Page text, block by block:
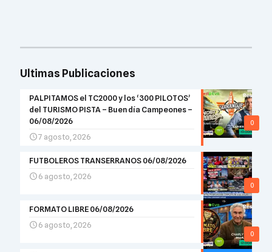
Ultimas Publicaciones
0
PALPITAMOS el TC2000 y los ‘300 PILOTOS’
del TURISMO PISTA – Buen día Campeones –
06/08/2026
7 agosto, 2026
0
FUTBOLEROS TRANSERRANOS 06/08/2026
6 agosto, 2026
0
FORMATO LIBRE 06/08/2026
6 agosto, 2026